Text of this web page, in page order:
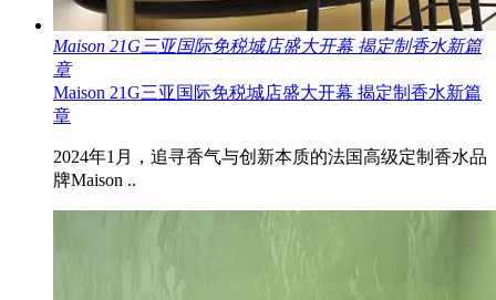
Maison 21G三亚国际免税城店盛大开幕 揭定制香水新篇
章
Maison 21G三亚国际免税城店盛大开幕 揭定制香水新篇
章
2024年1月，追寻香气与创新本质的法国高级定制香水品
牌Maison ..